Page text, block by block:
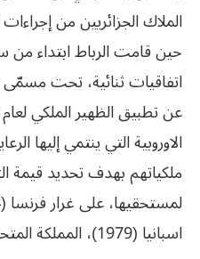
الملاك الجزائريين من
اتفاقيات ثنائية، تحت مسمّى
الاوروبية التي ينتمي إليها
ملكياتهم بهدف تحديد قيمة
اسبانيا (1979)، المملكة المتحدة (1981) وهولندا (1995).